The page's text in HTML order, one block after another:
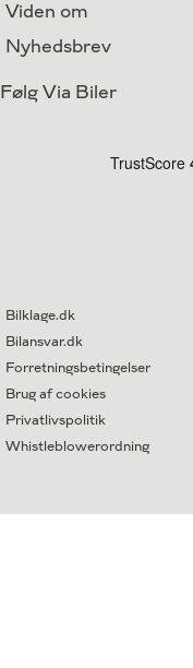
Viden om
Nyhedsbrev
Følg Via Biler
Bilklage.dk
Bilansvar.dk
Forretningsbetingelser
Brug af cookies
Privatlivspolitik
Whistleblowerordning